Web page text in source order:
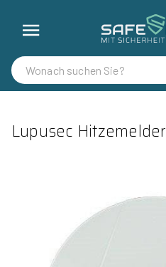
Lupusec Hitzemelder